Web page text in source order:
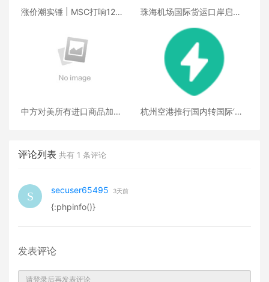
涨价潮实锤 | MSC打响12月
珠海机场国际货运口岸启
中方对美所有进口商品加征
杭州空港推行国内转国际‘通
评论列表 共有 1 条评论
secuser65495 3天前
{:phpinfo()}
发表评论